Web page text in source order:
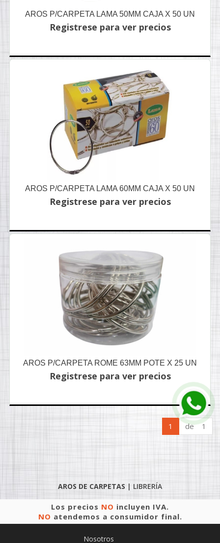
AROS P/CARPETA LAMA 50MM CAJA X 50 UN
Registrese para ver precios
AROS P/CARPETA LAMA 60MM CAJA X 50 UN
Registrese para ver precios
AROS P/CARPETA ROME 63MM POTE X 25 UN
Registrese para ver precios
1 de 1
AROS DE CARPETAS | LIBRERÍA
Los precios NO incluyen IVA.
NO atendemos a consumidor final.
Nosotros